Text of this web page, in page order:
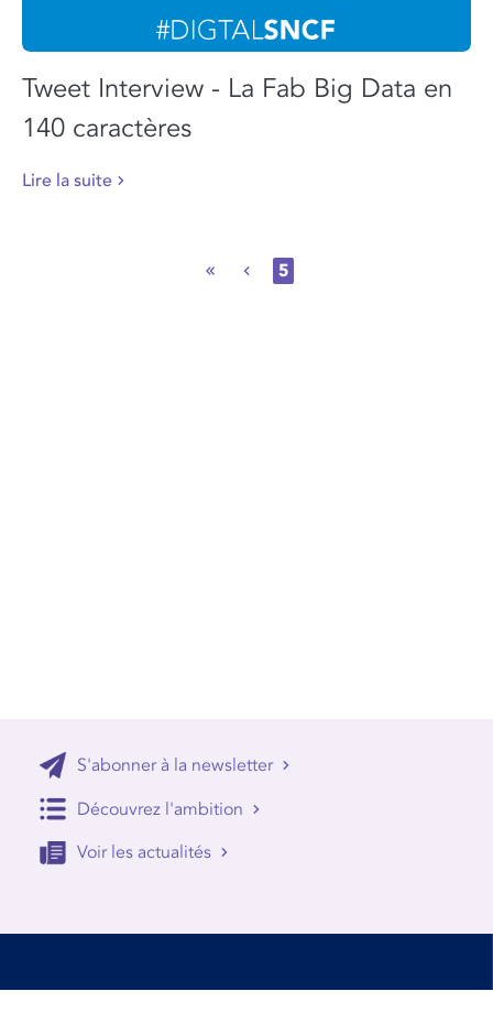
Tweet Interview - La Fab Big Data en
140 caractères
Lire la suite
5
S'abonner à la newsletter
Découvrez l'ambition
Voir les actualités